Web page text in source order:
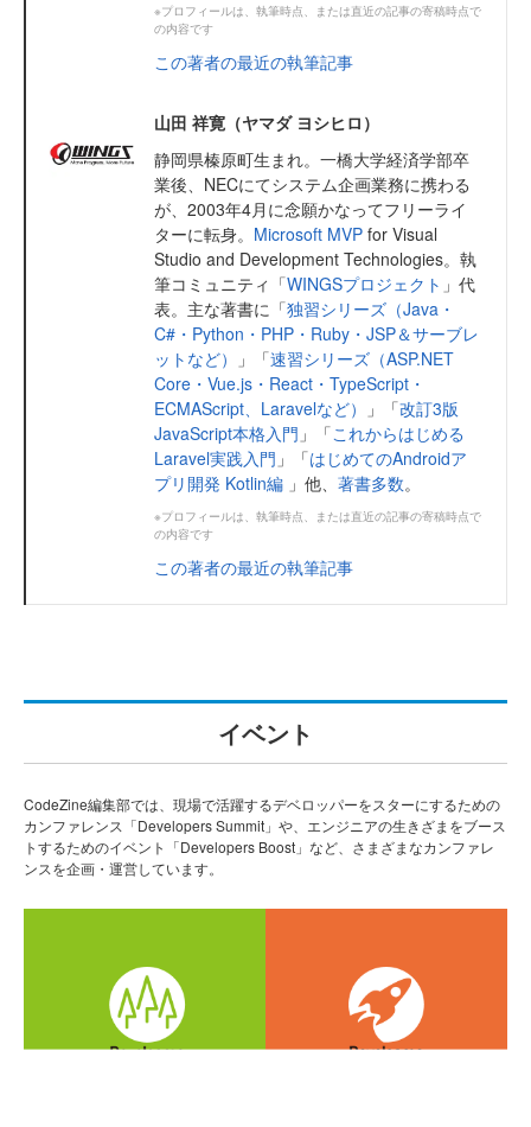
※プロフィールは、執筆時点、または直近の記事の寄稿時点で
の内容です
この著者の最近の執筆記事
山田 祥寛（ヤマダ ヨシヒロ）
静岡県榛原町生まれ。一橋大学経済学部卒
業後、NECにてシステム企画業務に携わる
が、2003年4月に念願かなってフリーライ
ターに転身。 Microsoft MVP for Visual
Studio and Development Technologies。執
筆コミュニティ「WINGSプロジェクト 」代
表。主な著書に「独習シリーズ（Java・
C#・Python・PHP・Ruby・JSP＆サーブレ
ットなど）
」「速習シリーズ（ASP.NET
Core・Vue.js・React・TypeScript・
ECMAScript、Laravelなど）
」「改訂3版
JavaScript本格入門 」「これからはじめる
Laravel実践入門 」「はじめてのAndroidア
プリ開発 Kotlin編 」他、 著書多数。
※プロフィールは、執筆時点、または直近の記事の寄稿時点で
の内容です
この著者の最近の執筆記事
イベント
CodeZine編集部では、現場で活躍するデベロッパーをスターにするための
カンファレンス「Developers Summit」や、エンジニアの生きざまをブース
トするためのイベント「Developers Boost」など、さまざまなカンファレ
ンスを企画・運営しています。